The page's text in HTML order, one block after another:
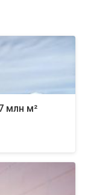
млн м²